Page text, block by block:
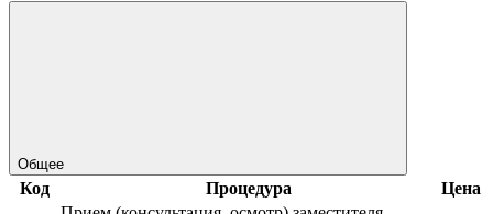
Общее
Код Процедура
Цена